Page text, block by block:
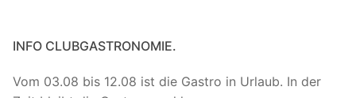
INFO CLUBGASTRONOMIE.
Vom 03.08 bis 12.08 ist die Gastro in Urlaub. In der